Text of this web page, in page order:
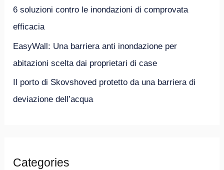
6 soluzioni contro le inondazioni di comprovata
efficacia
EasyWall: Una barriera anti inondazione per
abitazioni scelta dai proprietari di case
Il porto di Skovshoved protetto da una barriera di
deviazione dell’acqua
Categories